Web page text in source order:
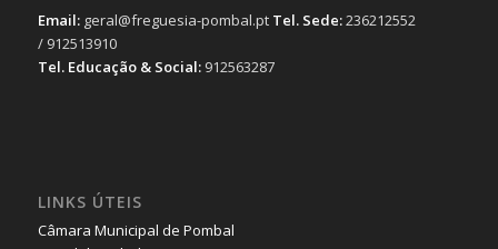
Email:geral@freguesia-pombal.pt Tel. Sede:236212552
/ 912513910
Tel. Educação & Social: 912563287
LINKS ÚTEIS
Câmara Municipal de Pombal